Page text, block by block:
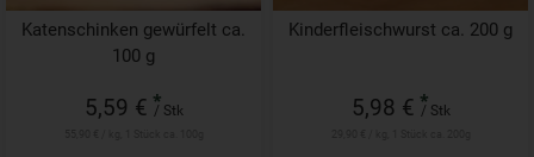
Katenschinken gewürfelt ca.
100 g
5,59 € *
/ Stk
Kinderfleischwurst ca. 200 g
5,98 € *
/ Stk